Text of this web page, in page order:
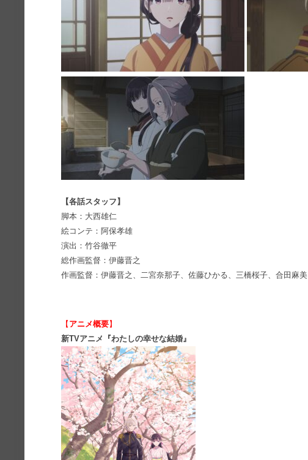
【各話スタッフ】
脚本：大西雄仁
絵コンテ：阿保孝雄
演出：竹谷徹平
総作画監督：伊藤晋之
作画監督：伊藤晋之、二宮奈那子、佐藤ひかる、三橋桜子、合田麻美
【 アニメ概要】
新TVアニメ『わたしの幸せな結婚』